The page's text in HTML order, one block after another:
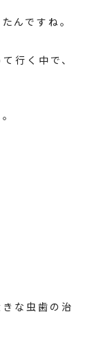
んですね。
行く中で、
な虫歯の治